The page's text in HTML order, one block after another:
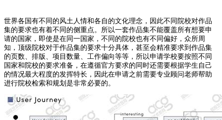
世界各国有不同的风土人情和各自的文化理念，因此不同院校对作品
集的要求也有着不同的侧重点。所以一套作品集不能覆盖所有想要申
请的国家，即使是在同一国家，不同的院校也有不同偏好，众所周
知，顶级院校对于作品集的要求十分具体，甚至会精准要求到作品集
的页数、排版、项目数量、工作偏向等等，所以申请学校要按照不同
国家和院校的要求准备，在遵循官方要求的同时还需要根据学生自己
的情况最大程度的发挥特长，因此在申请之前需要专业顾问老师帮助
进行院校检索和规划是非常必要的。